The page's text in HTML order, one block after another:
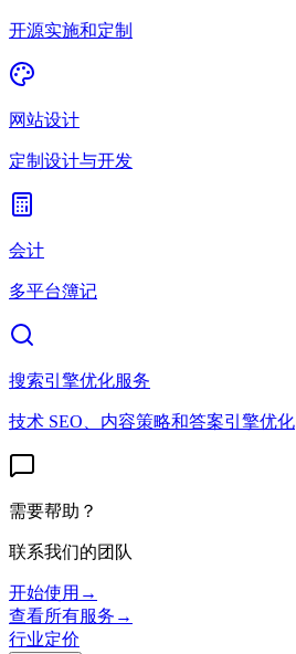
开源实施和定制
网站设计
定制设计与开发
会计
多平台簿记
搜索引擎优化服务
技术 SEO、内容策略和答案引擎优化
需要帮助？
联系我们的团队
开始使用 →
查看所有服务 →
行业定价